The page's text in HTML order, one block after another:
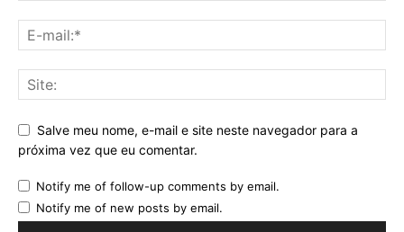
Salve meu nome, e-mail e site neste navegador para a
próxima vez que eu comentar.
Notify me of follow-up comments by email.
Notify me of new posts by email.